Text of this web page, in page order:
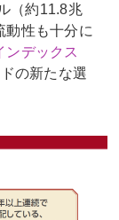
（約11.8兆
動性も十分に
ンデックス
の新たな選